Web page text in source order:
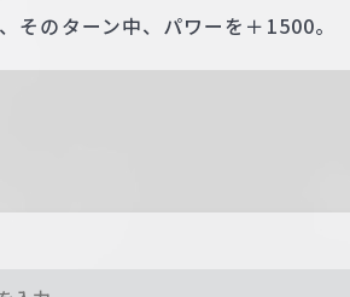
そのターン中、パワーを＋1500。